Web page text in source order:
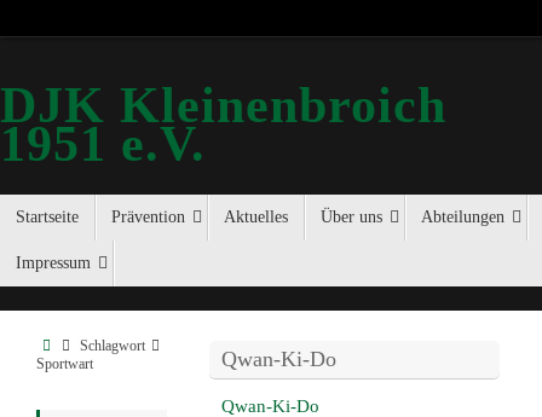
DJK Kleinenbroich
1951 e.V.
Startseite Prävention Aktuelles Über uns Abteilungen
Impressum
Schlagwort
Sportwart
Qwan-Ki-Do
Qwan-Ki-Do